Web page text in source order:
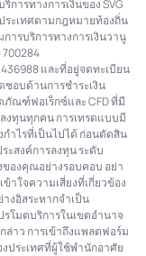
ารทางการเงินของ SVG
ระเทศตามกฎหมายท้องถิ่น
ารบริการทางการเงินวานู
และที่อยู่จดทะเบียน
ชอบด้านการชำระเงิน
ภัณฑ์ฟอเร็กซ์และ CFD ที่มี
ลงทุนทุกคน การเทรดแบบมี
กำไรที่เป็นไปได้ ก่อนตัดสิน
สงค์การลงทุน ระดับ
องคุณอย่างรอบคอบ อย่า
าใจความเสี่ยงที่เกี่ยวข้อง
งอิสระหากจำเป็น
โมตบริการในเขตอำนาจ
าว การเข้าถึงแพลตฟอร์ม
ประเทศที่ผู้ใช้พำนักอาศัย